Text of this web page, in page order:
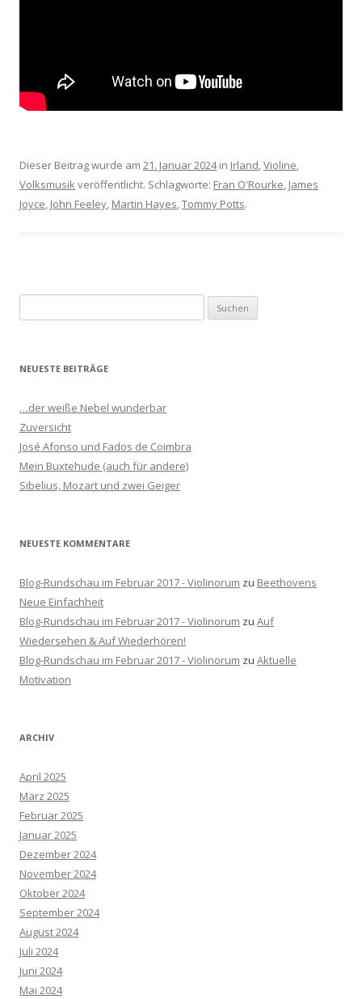
Dieser Beitrag wurde am 21. Januar 2024in Irland,Violine,
Volksmusikveröffentlicht. Schlagworte: Fran O'Rourke, James
Joyce, John Feeley, Martin Hayes,Tommy Potts.
u
h
n
a
c
h
NEUESTE BEITRÄGE
…der weiße Nebel wunderbar
Zuversicht
José Afonso und Fados de Coimbra
Mein Buxtehude (auch für andere)
Sibelius, Mozart und zwei Geiger
NEUESTE KOMMENTARE
Blog-Rundschau im Februar 2017 - Violinorum zu Beethovens
Neue Einfachheit
Blog-Rundschau im Februar 2017 - Violinorum zu Auf
Wiedersehen & Auf Wiederhören!
Blog-Rundschau im Februar 2017 - Violinorum zu Aktuelle
Motivation
ARCHIV
April 2025
März 2025
Februar 2025
Januar 2025
Dezember 2024
November 2024
Oktober 2024
September 2024
August 2024
Juli 2024
Juni 2024
Mai 2024